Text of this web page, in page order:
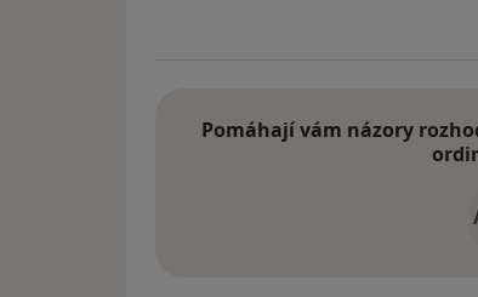
Pomáhají vám názory